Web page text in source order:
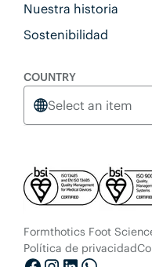
Nuestra historia
Sostenibilidad
COUNTRY
Select an item
Formthotics Foot
Política de privacidad